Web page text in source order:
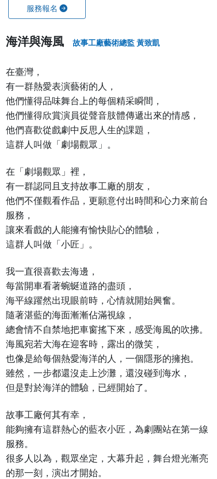
服務報名
海洋與海風 故事工廠藝術總監 黃致凱
在臺灣，
有一群熱愛表演藝術的人，
他們懂得品味舞台上的每個精采瞬間，
他們懂得欣賞演員從聲音肢體傳遞出來的情感，
他們喜歡從戲劇中反思人生的課題，
這群人叫做「劇場觀眾」。
在「劇場觀眾」裡，
有一群認同且支持故事工廠的朋友，
他們不僅觀看作品，更願意付出時間和心力來前台
服務，
讓來看戲的人能擁有愉快貼心的體驗，
這群人叫做「小匠」。
我一直很喜歡去海邊，
每當開車看著蜿蜒道路的盡頭，
海平線躍然出現眼前時，心情就開始興奮。
隨著湛藍的海面漸漸佔滿視線，
總會情不自禁地把車窗搖下來，感受海風的吹拂。
海風宛若大海在迎客時，露出的微笑，
也像是給每個熱愛海洋的人，一個隱形的擁抱。
雖然，一步都還沒走上沙灘，還沒碰到海水，
但是對於海洋的體驗，已經開始了。
故事工廠何其有幸，
能夠擁有這群熱心的藍衣小匠，為劇團站在第一線
服務。
很多人以為，觀眾坐定，大幕升起，舞台燈光漸亮
的那一刻，演出才開始。